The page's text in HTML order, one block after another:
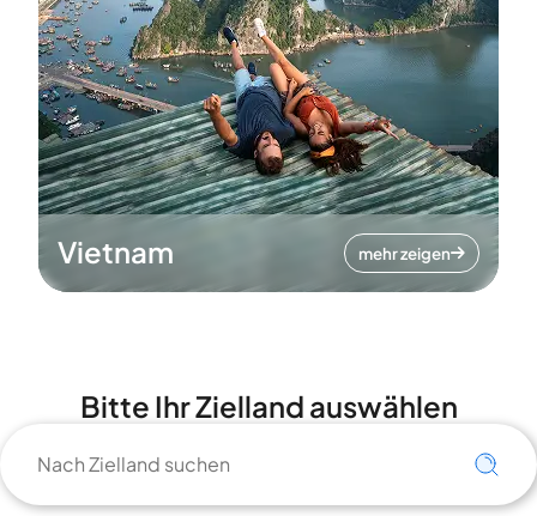
Vietnam mehr zeigen
Bitte Ihr Zielland auswählen